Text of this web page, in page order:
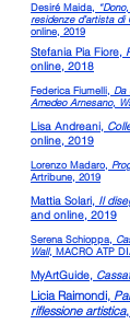
Desiré Maida,
residenze d’artista di
online, 2019
Stefania Pia Fiore,
online, 2018
Federica Fiumelli, Da
Amedeo Arnesano,
Lisa Andreani,
online, 2019
Lorenzo Madaro,
Artribune, 2019
Mattia Solari, Il
and online, 2019
Serena Schioppa,
Wall, MACRO ATP
MyArtGuide,
Licia Raimondi,
riflessione artistica